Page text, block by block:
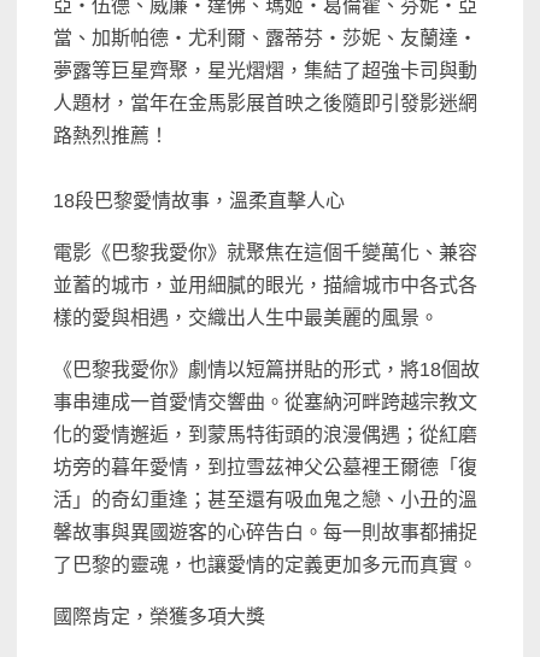
亞・伍德、威廉・達佛、瑪姬・葛倫霍、芬妮・亞
當、加斯帕德・尤利爾、露蒂芬・莎妮、友蘭達・
夢露等巨星齊聚，星光熠熠，集結了超強卡司與動
人題材，當年在金馬影展首映之後隨即引發影迷網
路熱烈推薦！
18段巴黎愛情故事，溫柔直擊人心
電影《巴黎我愛你》就聚焦在這個千變萬化、兼容
並蓄的城市，並用細膩的眼光，描繪城市中各式各
樣的愛與相遇，交織出人生中最美麗的風景。
《巴黎我愛你》劇情以短篇拼貼的形式，將18個故
事串連成一首愛情交響曲。從塞納河畔跨越宗教文
化的愛情邂逅，到蒙馬特街頭的浪漫偶遇；從紅磨
坊旁的暮年愛情，到拉雪茲神父公墓裡王爾德「復
活」的奇幻重逢；甚至還有吸血鬼之戀、小丑的溫
馨故事與異國遊客的心碎告白。每一則故事都捕捉
了巴黎的靈魂，也讓愛情的定義更加多元而真實。
國際肯定，榮獲多項大獎